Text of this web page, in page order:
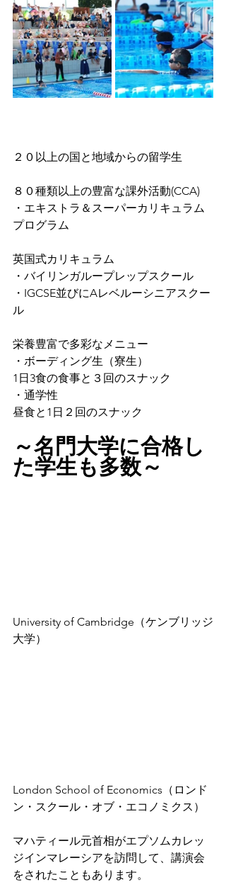
２０以上の国と地域からの留学生
８０種類以上の豊富な課外活動(CCA)
・エキストラ＆スーパーカリキュラム
プログラム
英国式カリキュラム
・バイリンガループレップスクール
・IGCSE並びにAレベルーシニアスクー
ル
栄養豊富で多彩なメニュー
・ボーディング生（寮生）
1日3食の食事と３回のスナック
・通学性
昼食と1日２回のスナック
～名門大学に合格し
た学生も多数～
University of Cambridge（ケンブリッジ
大学）
London School of Economics（ロンド
ン・スクール・オブ・エコノミクス）
マハティール元首相がエプソムカレッ
ジインマレーシアを訪問して、講演会
をされたこともあります。